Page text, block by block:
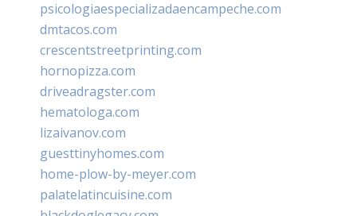
psicologiaespecializadaencampeche.com
dmtacos.com
crescentstreetprinting.com
hornopizza.com
driveadragster.com
hematologa.com
lizaivanov.com
guesttinyhomes.com
home-plow-by-meyer.com
palatelatincuisine.com